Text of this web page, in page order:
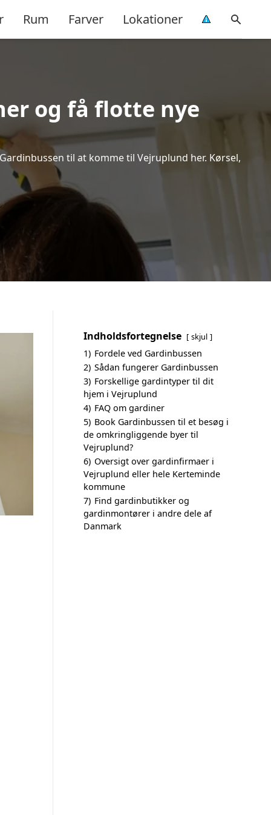
Rum Farver Lokationer
og få flotte nye
til at komme til Vejruplund her. Kørsel,
Indholdsfortegnelse skjul
1) Fordele ved Gardinbussen
2) Sådan fungerer Gardinbussen
3) Forskellige gardintyper til dit
hjem i Vejruplund
4) FAQ om gardiner
5) Book Gardinbussen til et besøg i
de omkringliggende byer til
Vejruplund?
6) Oversigt over gardinfirmaer i
Vejruplund eller hele Kerteminde
kommune
7) Find gardinbutikker og
gardinmontører i andre dele af
Danmark